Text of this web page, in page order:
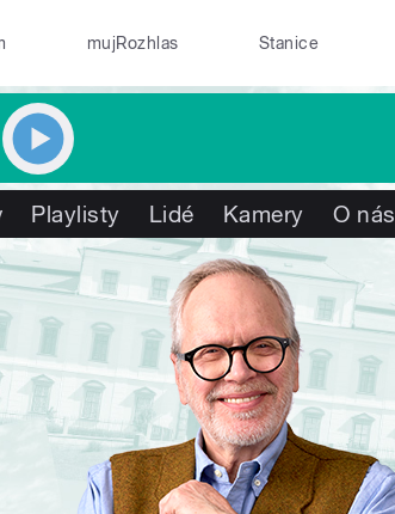
mujRozhlas Stanice
Playlisty Lidé Kamery O nás